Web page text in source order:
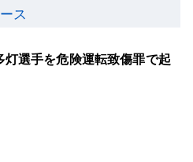
灯選手を危険運転致傷罪で起